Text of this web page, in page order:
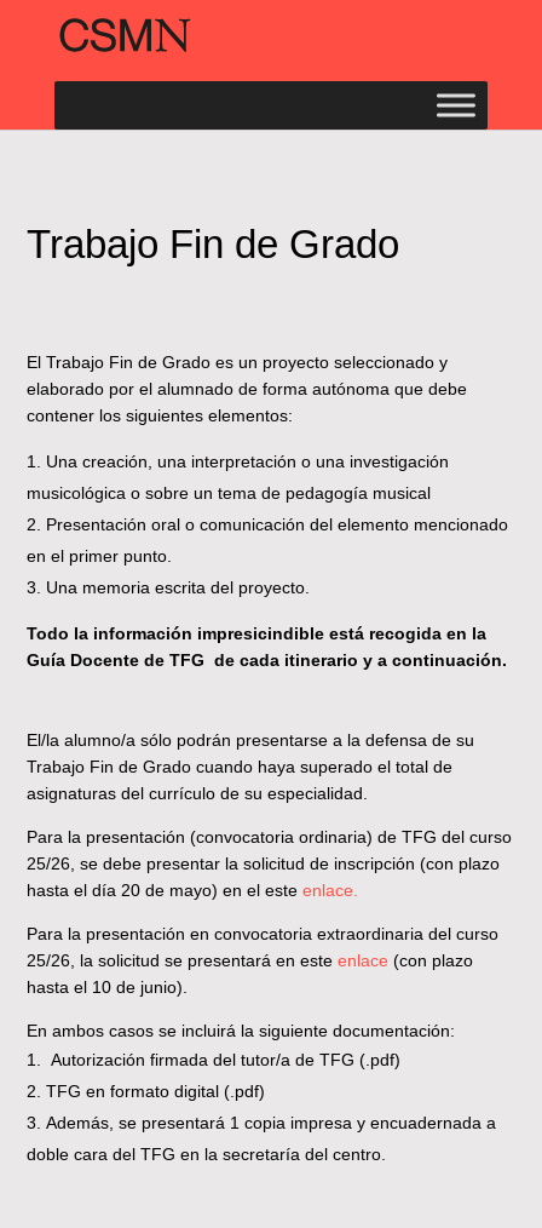
Trabajo Fin de Grado
El Trabajo Fin de Grado es un proyecto seleccionado y
elaborado por el alumnado de forma autónoma que debe
contener los siguientes elementos:
Una creación, una interpretación o una investigación
musicológica o sobre un tema de pedagogía musical
Presentación oral o comunicación del elemento mencionado
en el primer punto.
Una memoria escrita del proyecto.
Todo la información impresicindible está recogida en la
Guía Docente de TFG de cada itinerario y a continuación.
El/la alumno/a sólo podrán presentarse a la defensa de su
Trabajo Fin de Grado cuando haya superado el total de
asignaturas del currículo de su especialidad.
Para la presentación (convocatoria ordinaria) de TFG del curso
25/26, se debe presentar la solicitud de inscripción (con plazo
hasta el día 20 de mayo) en el esteenlace.
Para la presentación en convocatoria extraordinaria del curso
25/26, la solicitud se presentará en esteenlace (con plazo
hasta el 10 de junio).
En ambos casos se incluirá la siguiente documentación:
Autorización firmada del tutor/a de TFG (.pdf)
TFG en formato digital (.pdf)
Además, se presentará 1 copia impresa y encuadernada a
doble cara del TFG en la secretaría del centro.